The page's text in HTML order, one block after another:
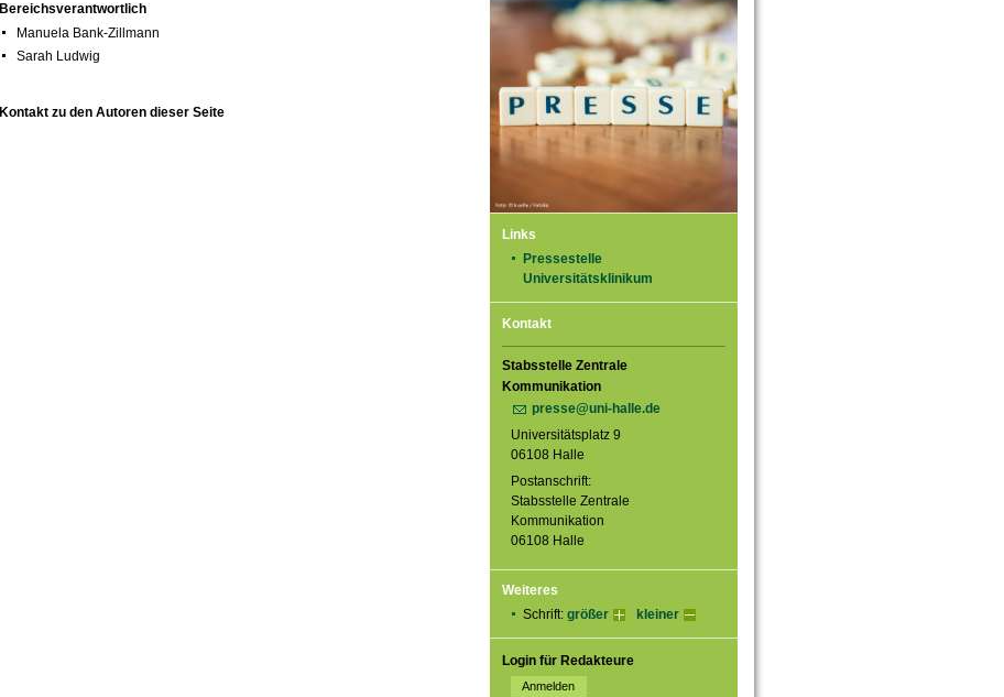
Links
Pressestelle
Universitätsklinikum
Kontakt
Stabsstelle Zentrale
Kommunikation
presse@uni-halle.de
Universitätsplatz 9
06108 Halle
Postanschrift:
Stabsstelle Zentrale
Kommunikation
06108 Halle
Weiteres
Schrift: größer kleiner
Login für Redakteure
Bereichsverantwortlich
Manuela Bank-Zillmann
Sarah Ludwig
Kontakt zu den Autoren dieser Seite